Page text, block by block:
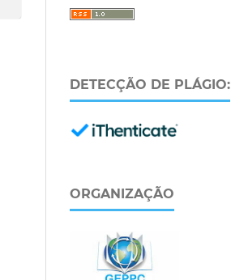
DETECÇÃO DE PLÁGIO:
ORGANIZAÇÃO